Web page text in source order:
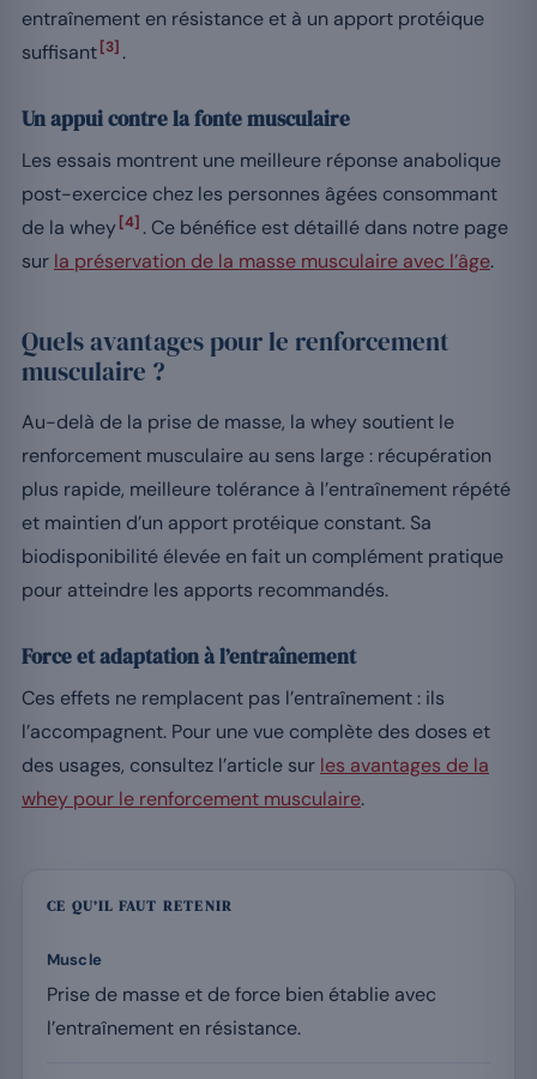
entraînement en résistance et à un apport protéique
suffisant[3] .
Un appui contre la fonte musculaire
Les essais montrent une meilleure réponse anabolique
post-exercice chez les personnes âgées consommant
de la whey[4] . Ce bénéfice est détaillé dans notre page
sur la préservation de la masse musculaire avec l’âge.
Quels avantages pour le renforcement
musculaire ?
Au-delà de la prise de masse, la whey soutient le
renforcement musculaire au sens large : récupération
plus rapide, meilleure tolérance à l’entraînement répété
et maintien d’un apport protéique constant. Sa
biodisponibilité élevée en fait un complément pratique
pour atteindre les apports recommandés.
Force et adaptation à l’entraînement
Ces effets ne remplacent pas l’entraînement : ils
l’accompagnent. Pour une vue complète des doses et
des usages, consultez l’article sur les avantages de la
whey pour le renforcement musculaire.
CE QU’IL FAUT RETENIR
Muscle
Prise de masse et de force bien établie avec
l’entraînement en résistance.